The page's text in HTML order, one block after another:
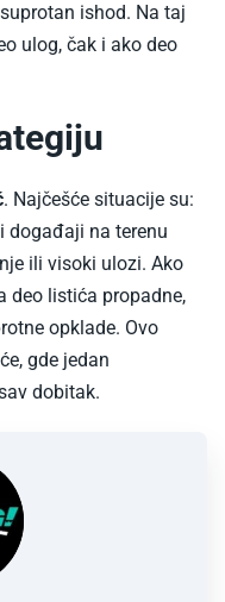
ishod. Na taj
ulog, čak i ako deo
. Najčešće situacije su:
događaji na terenu
ili visoki ulozi. Ako
deo listića propadne,
opklade. Ovo
gde jedan
dobitak.